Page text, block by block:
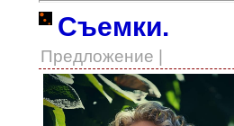
Съемки.
Предложение |